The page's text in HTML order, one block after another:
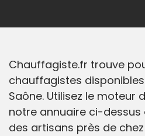
Chauffagiste.fr trouve
chauffagistes
Saône. Utilisez le moteur
notre annuaire ci-dessus
des artisans près de